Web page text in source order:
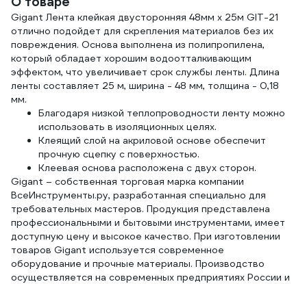
Gigant Лента клейкая двусторонняя 48мм х 25м GIT-21
отлично подойдет для скрепления материалов без их
повреждения. Основа выполнена из полипропилена,
который обладает хорошим водоотталкивающим
эффектом, что увеличивает срок службы ленты. Длина
ленты составляет 25 м, ширина - 48 мм, толщина - 0,18
мм.
Благодаря низкой теплопроводности ленту можно
использовать в изоляционных целях.
Клеящий слой на акриловой основе обеспечит
прочную сцепку с поверхностью.
Клеевая основа расположена с двух сторон.
Gigant – собственная торговая марка компании
ВсеИнструменты.ру, разработанная специально для
требовательных мастеров. Продукция представлена
профессиональными и бытовыми инструментами, имеет
доступную цену и высокое качество. При изготовлении
товаров Gigant используется современное
оборудование и прочные материалы. Производство
осуществляется на современных предприятиях России и